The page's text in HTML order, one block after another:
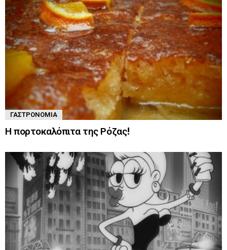
ΓΑΣΤΡΟΝΟΜΊΑ
Η πορτοκαλόπιτα της Ρόζας!